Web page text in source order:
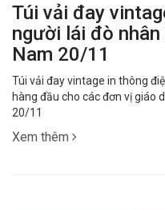
Túi vải đay
người lái đò
Nam 20/11
Túi vải đay vintage in thông
hàng đầu cho các đơn vị giáo
20/11
Xem thêm